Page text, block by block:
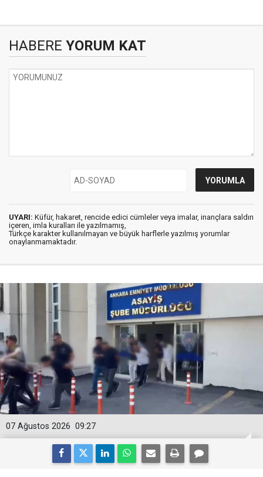
HABERE YORUM KAT
UYARI: Küfür, hakaret, rencide edici cümleler veya imalar, inançlara saldırı
içeren, imla kuralları ile yazılmamış,
Türkçe karakter kullanılmayan ve büyük harflerle yazılmış yorumlar
onaylanmamaktadır.
09:27
07 Ağustos 2026